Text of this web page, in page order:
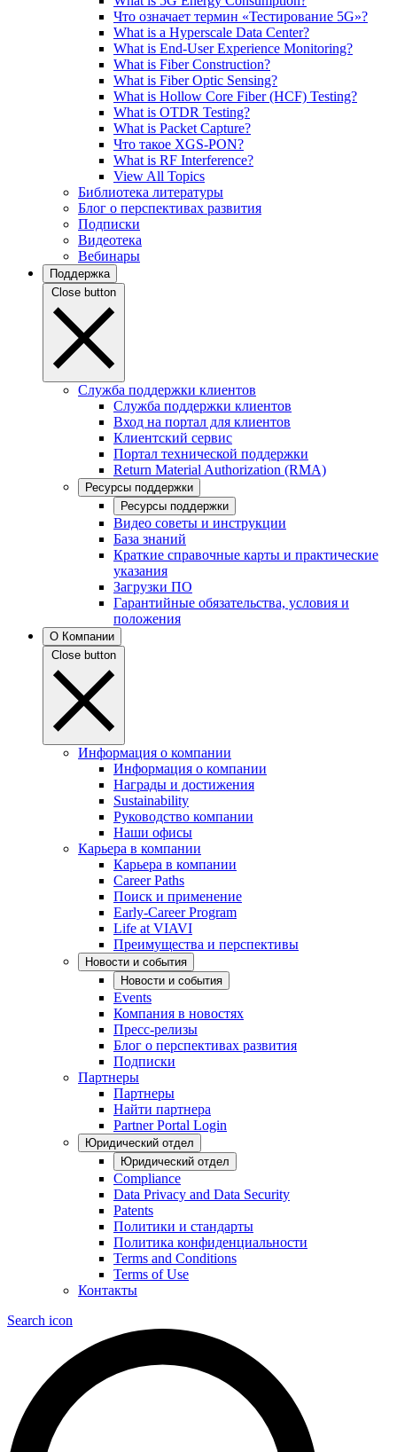
Что означает термин «Тестирование 5G»?
What is a Hyperscale Data Center?
What is End-User Experience Monitoring?
What is Fiber Construction?
What is Fiber Optic Sensing?
What is Hollow Core Fiber (HCF) Testing?
What is OTDR Testing?
What is Packet Capture?
Что такое XGS-PON?
What is RF Interference?
View All Topics
Библиотека литературы
Блог о перспективах развития
Подписки
Видеотека
Вебинары
Поддержка
Close button
Служба поддержки клиентов
Служба поддержки клиентов
Вход на портал для клиентов
Клиентский сервис
Портал технической поддержки
Return Material Authorization (RMA)
Ресурсы поддержки
Ресурсы поддержки
Видео советы и инструкции
База знаний
Краткие справочные карты и практические
указания
Загрузки ПО
Гарантийные обязательства, условия и
положения
О Компании
Close button
Информация о компании
Информация о компании
Награды и достижения
Sustainability
Руководство компании
Наши офисы
Карьера в компании
Карьера в компании
Career Paths
Поиск и применение
Early-Career Program
Life at VIAVI
Преимущества и перспективы
Новости и события
Новости и события
Events
Компания в новостях
Пресс-релизы
Блог о перспективах развития
Подписки
Партнеры
Партнеры
Найти партнера
Partner Portal Login
Юридический отдел
Юридический отдел
Compliance
Data Privacy and Data Security
Patents
Политики и стандарты
Политика конфиденциальности
Terms and Conditions
Terms of Use
Контакты
Search icon